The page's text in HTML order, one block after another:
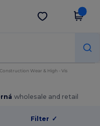
Stáhnout app
Construction Wear & High - Vis
wholesale and retail
Filter ✓